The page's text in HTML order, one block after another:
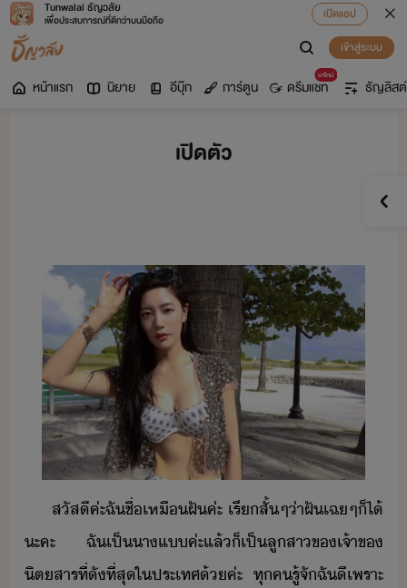
Tunwalai ธัญวลัย
เพื่อประสบการณ์ที่ดีกว่าบนมือถือ
เปิดแอป
เข้าสู่ระบบ
หน้าแรก นิยาย อีบุ๊ก การ์ตูน
มาใหม่
ดรีมแชท ธัญลิสต์
เปิดตัว
สัสี​ค่ะ​ฉั​ชื่​เหืฝั​ค่ะ​ ​เรี​สั้​ๆ​่า​ฝั​เฉๆ​็ไ้​
ะคะ​ ​ฉั​เป็​าแ​ค่ะ​แล้็​เป็​ลูสา​ข​เจ้าข​
ิตสาร​ที่​ัที่​สุ​ใประเทศ​้​ค่ะ​ ​ทุค​รู้จั​ฉั​ี​เพราะ​